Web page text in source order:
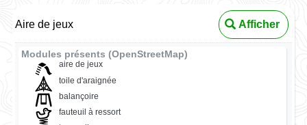
Aire de jeux Afficher
Modules présents (OpenStreetMap)
aire de jeux
toile d'araignée
balançoire
fauteuil à ressort